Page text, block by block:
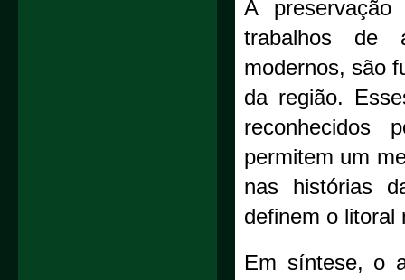
A
trabalhos de
modernos, são
da região.
reconhecidos
permitem um
nas histórias
definem o litoral
Em síntese, o